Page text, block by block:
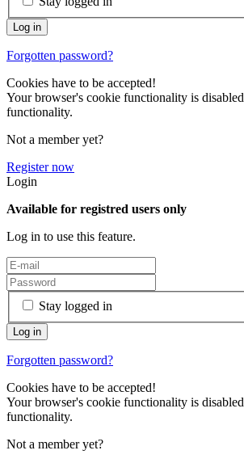
Forgotten password?
Cookies have to be accepted!
Your browser's cookie functionality is
functionality.
Not a member yet?
Register now
Login
Available for registred users only
Log in to use this feature.
Stay logged in
Forgotten password?
Cookies have to be accepted!
Your browser's cookie functionality is
functionality.
Not a member yet?